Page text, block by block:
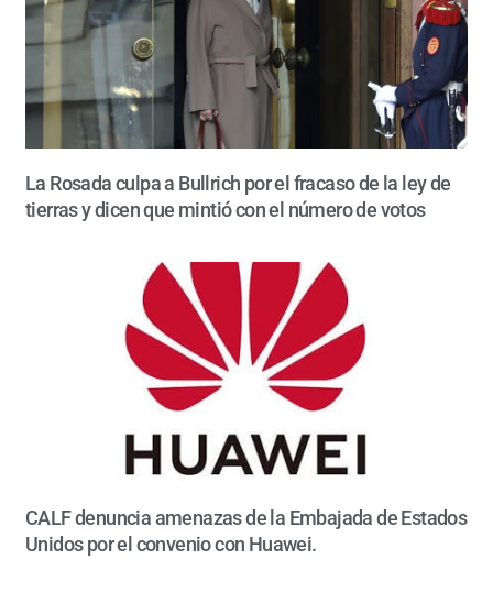
La Rosada culpa a Bullrich por el fracaso de la ley de
tierras y dicen que mintió con el número de votos
CALF denuncia amenazas de la Embajada de Estados
Unidos por el convenio con Huawei.